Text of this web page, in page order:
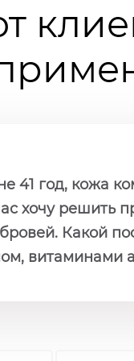
41 год, кожа
хочу решить
Какой
витаминами